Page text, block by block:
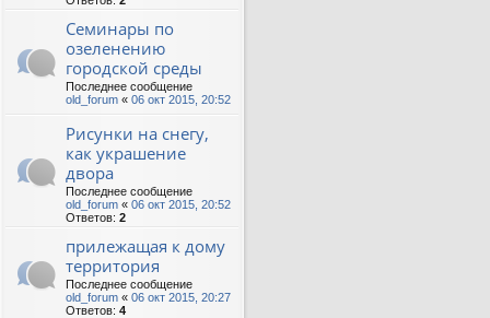
Семинары по
озеленению
городской среды
Последнее сообщение
old_forum « 06 окт 2015, 20:52
Рисунки на снегу,
как украшение
двора
Последнее сообщение
old_forum « 06 окт 2015, 20:52
Ответов: 2
прилежащая к дому
территория
Последнее сообщение
old_forum « 06 окт 2015, 20:27
Ответов: 4